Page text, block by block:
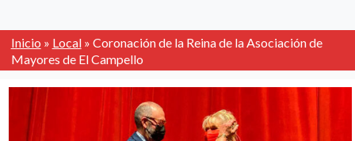
Inicio » Local» Coronación de la Reina de la Asociación de
Mayores de El Campello